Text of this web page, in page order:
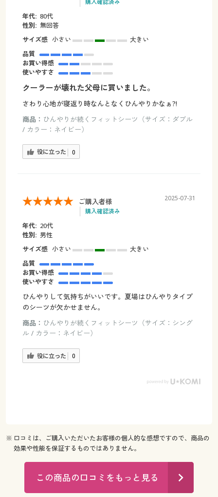
年代: 80代
性別: 無回答
サイズ感 小さい
大きい
品質
お買い得感
使いやすさ
クーラーが壊れた父母に買いました。
さわり心地が寝返り時なんとなくひんやりかなぁ?!
商品： ひんやりが続くフィットシーツ（サイズ：ダブル
/ カラー：ネイビー）
役に立った 0
ご購入者様
購入確認済み
2025-07-31
年代: 20代
性別: 男性
サイズ感 小さい
大きい
品質
お買い得感
使いやすさ
ひんやりして気持ちがいいです。夏場はひんやりタイプ
のシーツが欠かせません。
商品： ひんやりが続くフィットシーツ（サイズ：シング
ル / カラー：ネイビー）
役に立った 0
※ 口コミは、ご購入いただいたお客様の個人的な感想ですので、商品の
効果や性能を保証するものではありません。
この商品の口コミをもっと見る